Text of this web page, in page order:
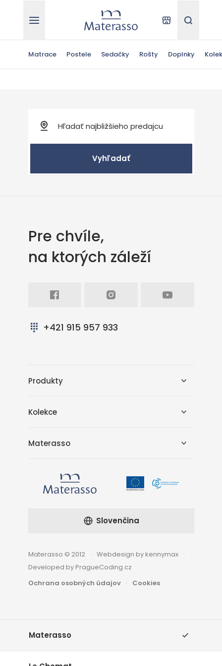
Materasso Kde kúpiťHľadať
Matrace Postele Sedačky Rošty Doplnky
Vyhľadať
Pre chvíle,
na ktorých záleží
+421 915 957 933
Produkty
Kolekce
Materasso
Materasso © 2012
Webdesign by kennymax
Developed by PragueCoding.cz
Ochrana osobných údajov
Cookies
Slovenčina
Materasso